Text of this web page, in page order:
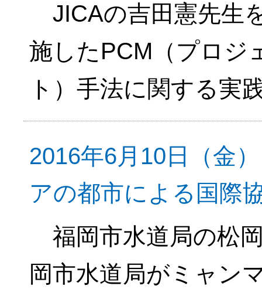
JICAの吉田憲先生
施したPCM（プロジ
ト）手法に関する実
2016年6月10日（金
アの都市による国際
福岡市水道局の松
岡市水道局がミャン